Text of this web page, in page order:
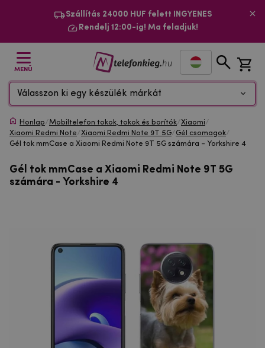
Szállítás 24000 HUF felett INGYENES
Rendelj 12:00-ig! Ma feladjuk!
MENÜ
Válasszon ki egy készülék márkát
Honlap/Mobiltelefon tokok, tokok és borítók/Xiaomi/
Xiaomi Redmi Note/Xiaomi Redmi Note 9T 5G/Gél csomagok/
Gél tok mmCase a Xiaomi Redmi Note 9T 5G számára - Yorkshire 4
Gél tok mmCase a Xiaomi Redmi Note 9T 5G
számára - Yorkshire 4